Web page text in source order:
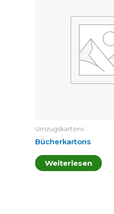
Umzugskartons
Bücherkartons
Weiterlesen